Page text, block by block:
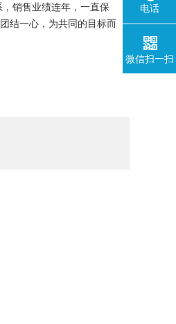
销售业绩连年，一直保
结一心，为共同的目标而
电话
微信扫一扫